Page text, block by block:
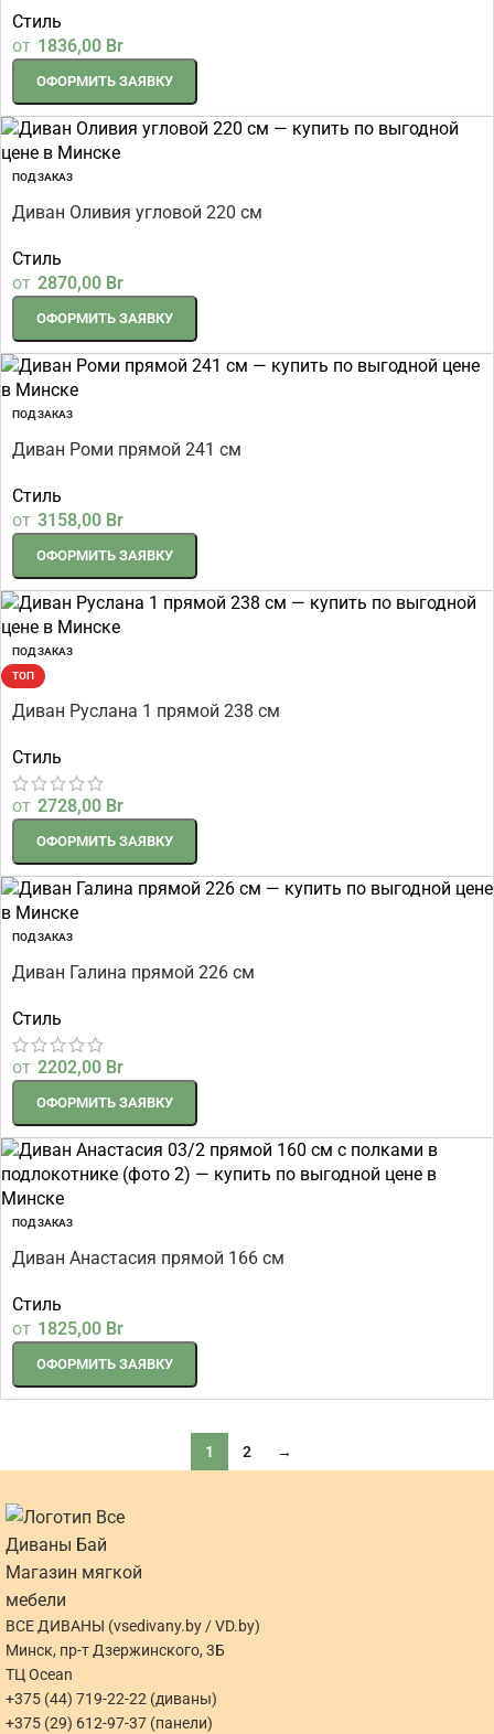
Стиль
от 1836,00 Br
ОФОРМИТЬ ЗАЯВКУ
ПОД ЗАКАЗ
Диван Оливия угловой 220 см
Стиль
от 2870,00 Br
ОФОРМИТЬ ЗАЯВКУ
ПОД ЗАКАЗ
Диван Роми прямой 241 см
Стиль
от 3158,00 Br
ОФОРМИТЬ ЗАЯВКУ
ПОД ЗАКАЗ
ТОП
Диван Руслана 1 прямой 238 см
Стиль
от 2728,00 Br
ОФОРМИТЬ ЗАЯВКУ
ПОД ЗАКАЗ
Диван Галина прямой 226 см
Стиль
от 2202,00 Br
ОФОРМИТЬ ЗАЯВКУ
ПОД ЗАКАЗ
Диван Анастасия прямой 166 см
Стиль
от 1825,00 Br
ОФОРМИТЬ ЗАЯВКУ
1 2 →
ВСЕ ДИВАНЫ (vsedivany.by / VD.by)
Минск, пр-т Дзержинского, 3Б
ТЦ Ocean
+375 (44) 719-22-22 (диваны)
+375 (29) 612-97-37 (панели)